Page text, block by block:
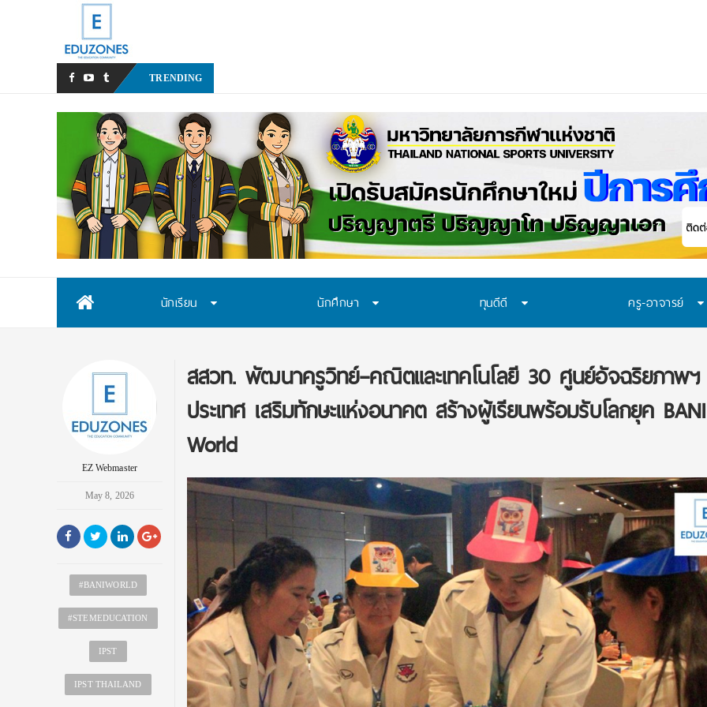
TRENDING
นักเรียน นักศึกษา ทุนดีดี ครู-อาจารย์
EZ Webmaster
May 8, 2026
#BANIWORLD
#STEMEDUCATION
IPST
IPST THAILAND
สสวท. พัฒนาครูวิทย์–คณิตและเทคโนโลยี 30 ศูนย์อัจฉริยภาพ
ประเทศ เสริมทักษะแห่งอนาคต สร้างผู้เรียนพร้อมรับโลกยุค BANI
World